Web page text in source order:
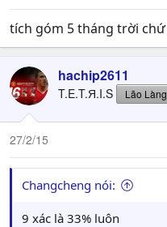
tích góm 5 tháng trời
hachip2611
T.E.T.Я.I.S Lão
27/2/15
Changcheng nói:
9 xác là 33% luôn